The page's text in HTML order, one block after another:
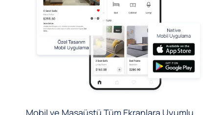
Mobil ve Masaüstü Tüm Ekranlara Uyumlu